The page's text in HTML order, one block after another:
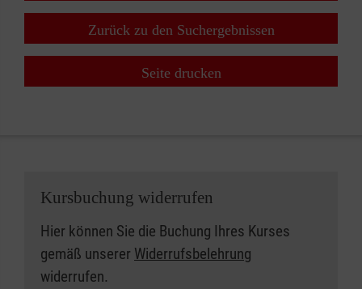
Zurück zu den Suchergebnissen
Seite drucken
Kursbuchung widerrufen
Hier können Sie die Buchung Ihres Kurses
gemäß unserer Widerrufsbelehrung
widerrufen.